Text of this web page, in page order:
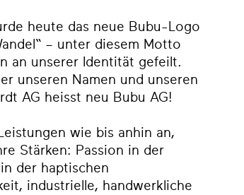
heute das neue Bubu-Logo
– unter diesem Motto
an unserer Identität gefeilt.
unseren Namen und unseren
AG heisst neu Bubu AG!
wie bis anhin an,
Stärken: Passion in der
der haptischen
industrielle, handwerkliche